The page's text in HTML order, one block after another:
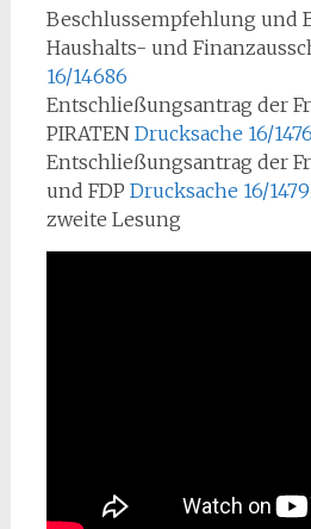
Beschlussempfehlung und
Haushalts- und
16/14686
Entschließungsantrag der
PIRATEN Drucksache 16/
Entschließungsantrag der
und FDP Drucksache 16/
zweite Lesung